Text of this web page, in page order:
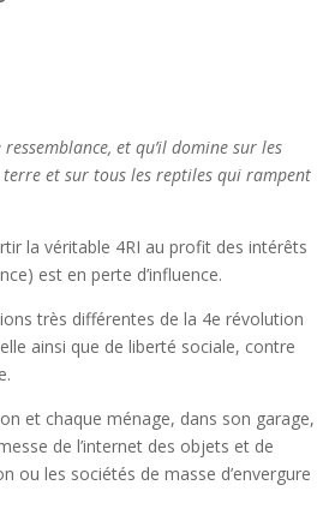
et qu’il domine sur les
et sur tous les reptiles qui rampent
la véritable 4RI au profit des intérêts
est en perte d’influence.
très différentes de la 4e révolution
ainsi que de liberté sociale, contre
et chaque ménage, dans son garage,
de l’internet des objets et de
ou les sociétés de masse d’envergure